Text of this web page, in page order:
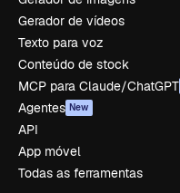
Gerador de vídeos
Texto para voz
Conteúdo de stock
MCP para Claude/ChatGPT
Agentes New
API
App móvel
Todas as ferramentas